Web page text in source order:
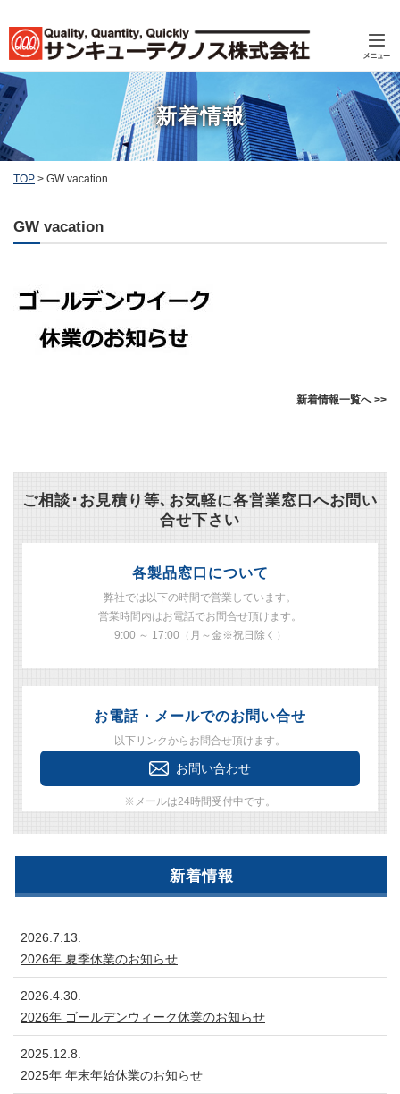
新着情報
TOP > GW vacation
GW vacation
新着情報一覧へ >>
ご相談･お見積り等､お気軽に各営業窓口へお問い
合せ下さい
各製品窓口について
弊社では以下の時間で営業しています。
営業時間内はお電話でお問合せ頂けます。
9:00 ～ 17:00（月～金※祝日除く）
お電話・メールでのお問い合せ
以下リンクからお問合せ頂けます。
お問い合わせ
※メールは24時間受付中です。
新着情報
2026.7.13.
2026年 夏季休業のお知らせ
2026.4.30.
2026年 ゴールデンウィーク休業のお知らせ
2025.12.8.
2025年 年末年始休業のお知らせ